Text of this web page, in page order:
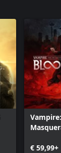
€ 59,99+